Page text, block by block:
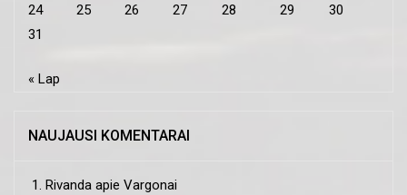
24
25 26 27 28 29
30
31
« Lap
NAUJAUSI KOMENTARAI
Rivanda apie Vargonai